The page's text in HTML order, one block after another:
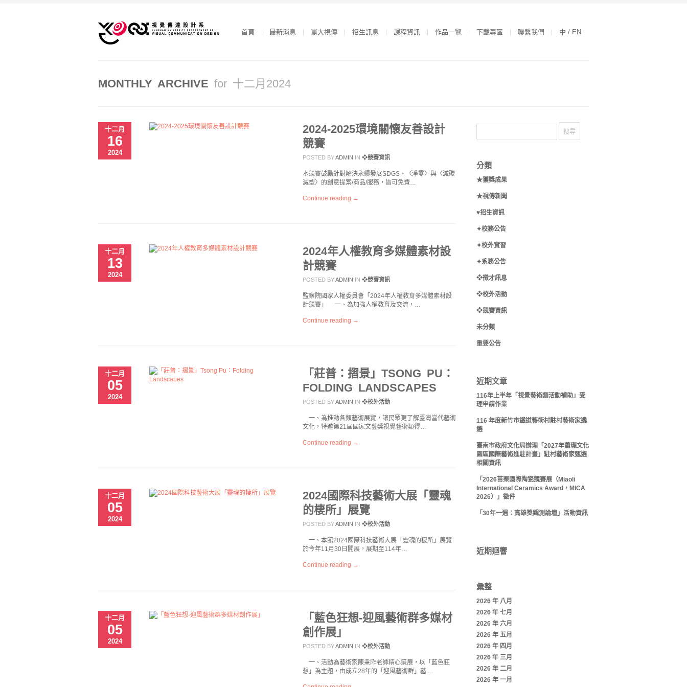
首頁 最新消息 崑大視傳 招生訊息 課程資訊 作品一覽 下載專區 聯繫我們 中 / EN
MONTHLY ARCHIVE for 十二月2024
十二月
16
2024
2024-2025環境關懷友善設計
競賽
POSTED BYADMIN IN ❖競賽資訊
本競賽鼓勵針對解決永續發展SDGS、〈淨零〉與〈減碳
減塑〉的創意提案/商品/服務，皆可免費…
Continue reading →
十二月
13
2024
2024年人權教育多媒體素材設
計競賽
POSTED BYADMIN IN ❖競賽資訊
監察院國家人權委員會「2024年人權教育多媒體素材設
計競賽」 一、為加強人權教育及交流，…
Continue reading →
十二月
05
2024
「莊普：摺景」TSONG PU：
FOLDING LANDSCAPES
POSTED BYADMIN IN ❖校外活動
一、為推動各類藝術展覽，讓民眾更了解臺灣當代藝術
文化，特邀第21屆國家文藝獎視覺藝術類得…
Continue reading →
十二月
05
2024
2024國際科技藝術大展「靈魂
的棲所」展覽
POSTED BYADMIN IN ❖校外活動
一、本館2024國際科技藝術大展「靈魂的棲所」展覽
於今年11月30日開展，展期至114年…
Continue reading →
十二月
05
2024
「藍色狂想-迎風藝術群多媒材
創作展」
POSTED BYADMIN IN ❖校外活動
一、活動為藝術家陳秉阼老師精心策展，以「藍色狂
想」為主題，由成立28年的「迎風藝術群」藝…
分類
★獲獎成果
★視傳新聞
♥招生資訊
✦校務公告
✦校外實習
✦系務公告
❖徵才訊息
❖校外活動
❖競賽資訊
未分類
重要公告
近期文章
116年上半年「視覺藝術類活動補助」受
理申請作業
116 年度新竹市鐵道藝術村駐村藝術家遴
選
臺南市政府文化局辦理「2027年蕭瓏文化
園區國際藝術進駐計畫」駐村藝術家甄選
相關資訊
「2026苗栗國際陶瓷競賽展（Miaoli
International Ceramics Award，MICA
2026）」徵件
「30年一遇：高雄獎觀測論壇」活動資訊
近期迴響
彙整
2026 年 八月
2026 年 七月
2026 年 六月
2026 年 五月
2026 年 四月
2026 年 三月
2026 年 二月
2026 年 一月